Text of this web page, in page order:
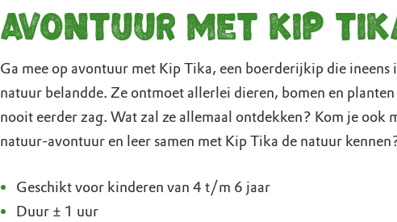
Avontuur met Kip
Ga mee op avontuur met Kip Tika, een boerderijkip die ineens
natuur belandde. Ze ontmoet allerlei dieren, bomen en planten
nooit eerder zag. Wat zal ze allemaal ontdekken? Kom je ook
natuur-avontuur en leer samen met Kip Tika de natuur
Geschikt voor kinderen van 4 t/m 6 jaar
Duur ± 1 uur